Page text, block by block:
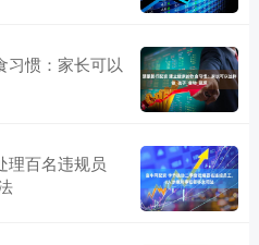
习惯：家长可以
理百名违规员